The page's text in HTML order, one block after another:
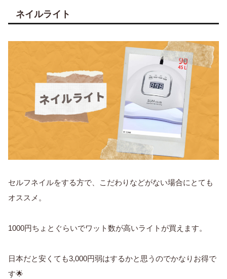
ネイルライト
セルフネイルをする方で、こだわりなどがない場合にとても
オススメ。
1000円ちょとぐらいでワット数が高いライトが買えます。
日本だと安くても3,000円弱はするかと思うのでかなりお得で
す🌟